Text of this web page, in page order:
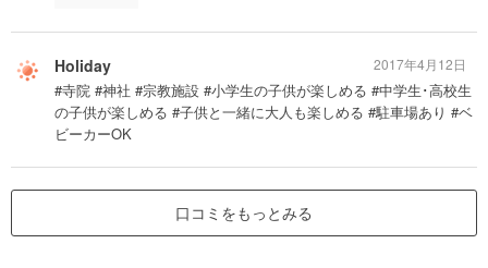
Holiday
#寺院 #神社 #宗教施設 #小学生の子供が楽しめる #中学生･高校生
の子供が楽しめる #子供と一緒に大人も楽しめる #駐車場あり #ベ
ビーカーOK
2017年4月12日
口コミをもっとみる